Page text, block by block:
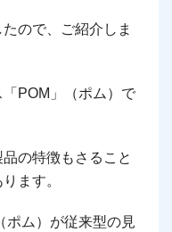
ので、ご紹介しま
POM」（ポム）で
の特徴もさること
ます。
ポム）が従来型の見